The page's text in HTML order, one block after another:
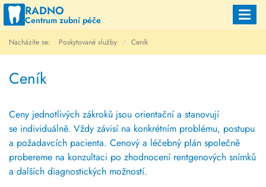
RADNO
Centrum zubní péče
Nacházíte se: Poskytované služby Ceník
Ceník
Ceny jednotlivých zákroků jsou orientační a stanovují
se individuálně. Vždy závisí na konkrétním problému, postupu
a požadavcích pacienta. Cenový a léčebný plán společně
probereme na konzultaci po zhodnocení rentgenových snímků
a dalších diagnostických možností.